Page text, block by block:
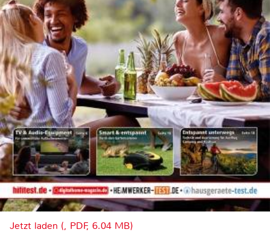
Jetzt laden (, PDF, 6.04 MB)